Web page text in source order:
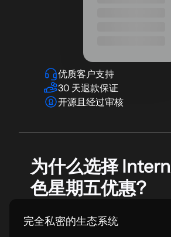
优质客户支持
30 天退款保证
开源且经过审核
为什么选择
色星期五优惠?
完全私密的生态系统